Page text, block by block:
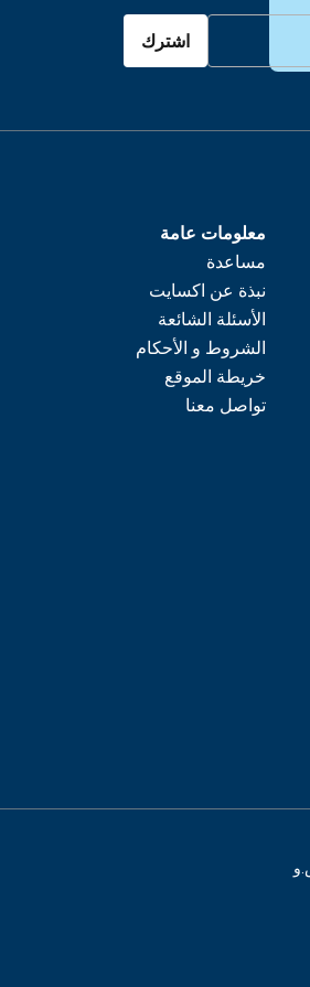
اشترك
معلومات عامة
مساعدة
نبذة عن اكسايت
الأسئلة الشائعة
الشروط و الأحكام
خريطة الموقع
تواصل معنا